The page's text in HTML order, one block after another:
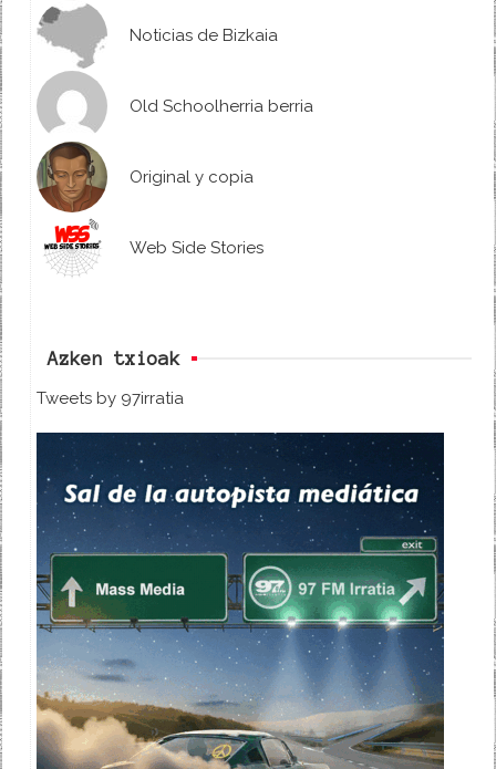
Noticias de Bizkaia
Old Schoolherria berria
Original y copia
Web Side Stories
Azken txioak
Tweets by 97irratia